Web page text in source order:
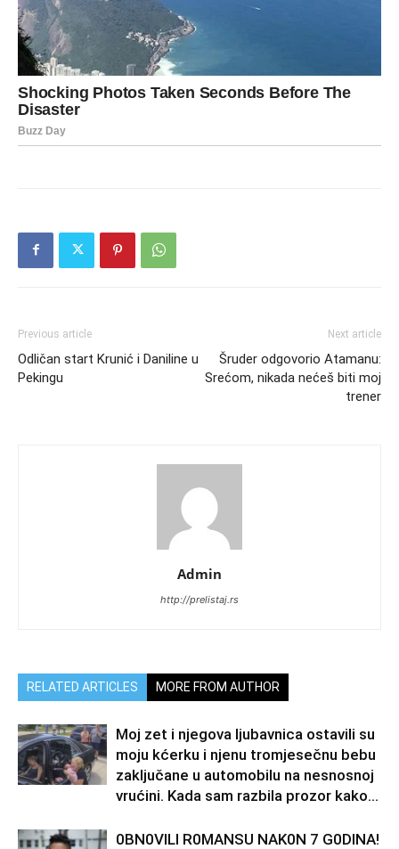
Previous article
Odličan start Krunić i Daniline u
Pekingu
Next article
Šruder odgovorio Atamanu:
Srećom, nikada nećeš biti moj
trener
Admin
http://prelistaj.rs
RELATED ARTICLES MORE FROM AUTHOR
Moj zet i njegova ljubavnica ostavili su
moju kćerku i njenu tromjesečnu bebu
zaključane u automobilu na nesnosnoj
vrućini. Kada sam razbila prozor kako...
0BN0VlLl R0MANSU NAK0N 7 G0DlNA!